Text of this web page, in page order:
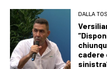
DALLA
cadere